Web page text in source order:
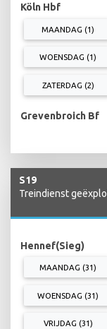
Köln Hbf
MAANDAG (1)
WOENSDAG (1)
ZATERDAG (2)
Grevenbroich Bf
S19
Treindienst
Hennef(Sieg)
MAANDAG (31)
WOENSDAG (31)
VRIJDAG (31)